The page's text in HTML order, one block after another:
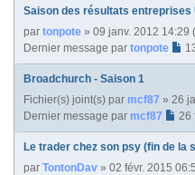
Saison des résultats entreprises
par tonpote » 09 janv. 2012 14:29
Dernier message par tonpote
Broadchurch - Saison 1
Fichier(s) joint(s) par mcf87 » 26
Dernier message par mcf87 26
Le trader chez son psy (fin de la
par TontonDav » 02 févr. 2015